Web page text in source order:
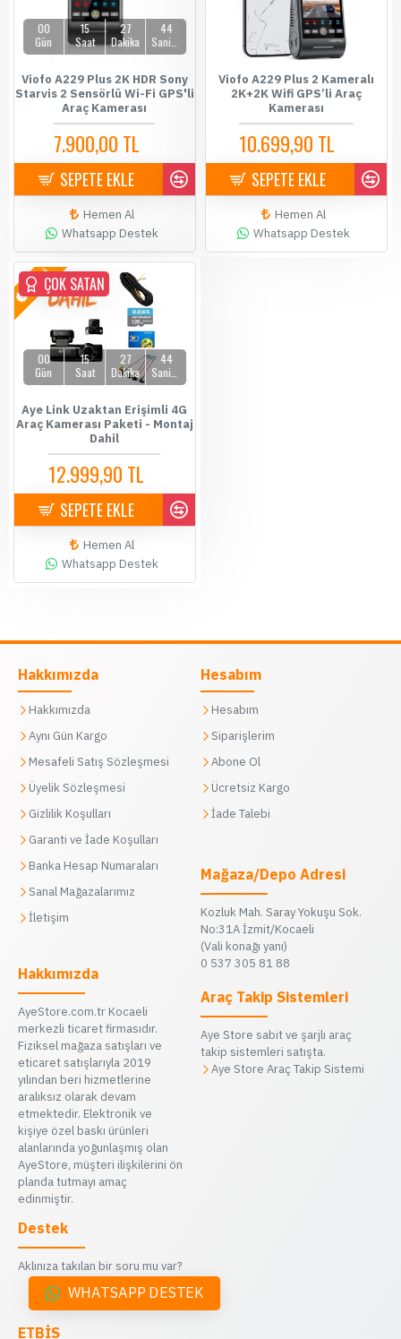
00
Gün
15
Saat
27
Dakika
44
Viofo A229 Plus 2K HDR Sony
Starvis 2 Sensörlü Wi-Fi GPS'li
Araç Kamerası
7.900,00 TL
SEPETE EKLE
Hemen Al
Whatsapp Destek
Viofo A229 Plus 2 Kameralı
2K+2K Wifi GPS’li Araç
Kamerası
10.699,90 TL
SEPETE EKLE
Hemen Al
Whatsapp Destek
YENİÇOK SATAN
00
Gün
15
Saat
27
Dakika
44
Aye Link Uzaktan Erişimli 4G
Araç Kamerası Paketi - Montaj
Dahil
12.999,90 TL
SEPETE EKLE
Hemen Al
Whatsapp Destek
Hakkımızda
Hakkımızda
Aynı Gün Kargo
Mesafeli Satış Sözleşmesi
Üyelik Sözleşmesi
Gizlilik Koşulları
Garanti ve İade Koşulları
Banka Hesap Numaraları
Sanal Mağazalarımız
İletişim
Hakkımızda
AyeStore.com.tr Kocaeli
merkezli ticaret firmasıdır.
Fiziksel mağaza satışları ve
eticaret satışlarıyla 2019
yılından beri hizmetlerine
aralıksız olarak devam
etmektedir. Elektronik ve
kişiye özel baskı ürünleri
alanlarında yoğunlaşmış olan
AyeStore, müşteri ilişkilerini ön
planda tutmayı amaç
edinmiştir.
Hesabım
Hesabım
Siparişlerim
Abone Ol
Ücretsiz Kargo
İade Talebi
Mağaza/Depo Adresi
Kozluk Mah. Saray Yokuşu Sok.
No:31A İzmit/Kocaeli
(Vali konağı yanı)
0 537 305 81 88
Araç Takip Sistemleri
Aye Store sabit ve şarjlı araç
takip sistemleri satışta.
Aye Store Araç Takip Sistemi
Destek
Aklınıza takılan bir soru mu var?
WHATSAPP DESTEK
ETBİS